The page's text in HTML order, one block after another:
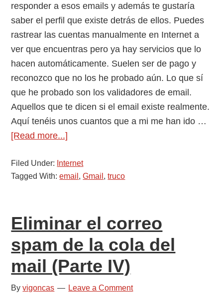
responder a esos emails y además te gustaría
saber el perfil que existe detrás de ellos. Puedes
rastrear las cuentas manualmente en Internet a
ver que encuentras pero ya hay servicios que lo
hacen automáticamente. Suelen ser de pago y
reconozco que no los he probado aún. Lo que sí
que he probado son los validadores de email.
Aquellos que te dicen si el email existe realmente.
Aquí tenéis unos cuantos que a mi me han ido …
[Read more...]
comprobar
si
de
email
existe
Filed Under: Internet
Tagged With:email ,Gmail ,truco
Eliminar el correo
spam de la cola del
mail (Parte IV)
Byvigoncas Leave a Comment